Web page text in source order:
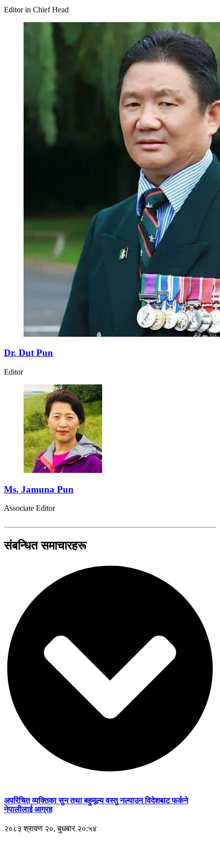
Editor in Chief Head
Dr. Dut Pun
Editor
Ms. Jamuna Pun
Associate Editor
संबन्धित समाचारहरू
अपरिचित व्यक्तिका सुन तथा बहुमूल्य वस्तु नल्याउन विदेशबाट फर्कने
नेपालीलाई आग्रह
२०८३ श्रावण २०, बुधबार २०:५४